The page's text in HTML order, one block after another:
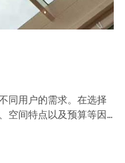
同用户的需求。在选择
空间特点以及预算等因